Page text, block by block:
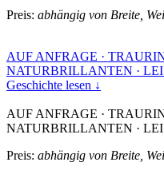
Preis: abhängig von Breite,
AUF ANFRAGE ·
NATURBRILLANTEN ·
Geschichte lesen ↓
AUF ANFRAGE ·
NATURBRILLANTEN ·
Preis: abhängig von Breite,